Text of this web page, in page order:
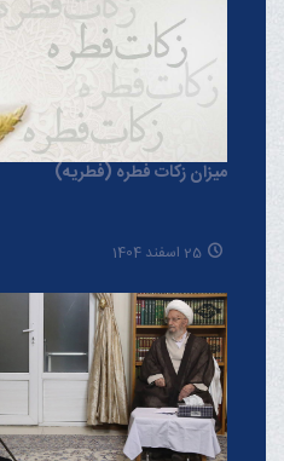
میزان زکات فطره (فطریه)
25 اسفند 1404